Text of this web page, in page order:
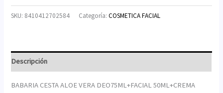
SKU: 8410412702584 Categoría:COSMETICA FACIAL
Descripción
BABARIA CESTA ALOE VERA DEO75ML+FACIAL 50ML+CREMA